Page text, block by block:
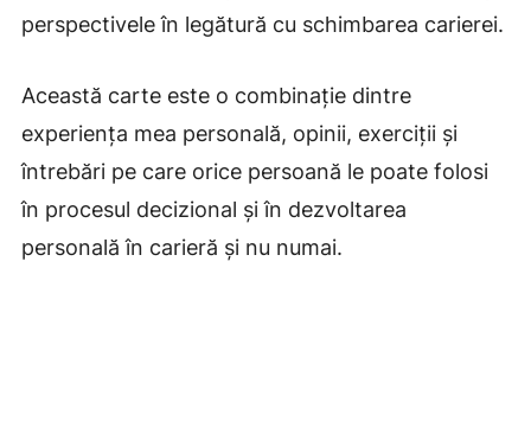
perspectivele în legătură cu schimbarea carierei.
Această carte este o combinație dintre
experiența mea personală, opinii, exerciții și
întrebări pe care orice persoană le poate folosi
în procesul decizional și în dezvoltarea
personală în carieră și nu numai.